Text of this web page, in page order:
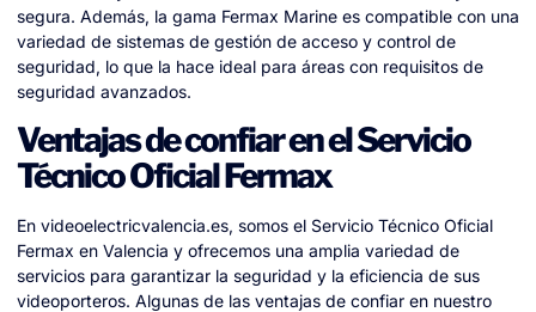
segura. Además, la gama Fermax Marine es compatible con una
variedad de sistemas de gestión de acceso y control de
seguridad, lo que la hace ideal para áreas con requisitos de
seguridad avanzados.
Ventajas de confiar en el Servicio
Técnico Oficial Fermax
En videoelectricvalencia.es, somos el Servicio Técnico Oficial
Fermax en Valencia y ofrecemos una amplia variedad de
servicios para garantizar la seguridad y la eficiencia de sus
videoporteros. Algunas de las ventajas de confiar en nuestro